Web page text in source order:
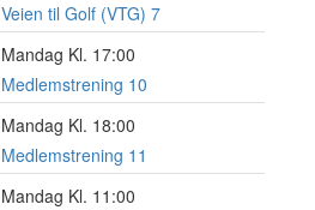
Veien til Golf (VTG) 7
Mandag Kl. 17:00
Medlemstrening 10
Mandag Kl. 18:00
Medlemstrening 11
Mandag Kl. 11:00